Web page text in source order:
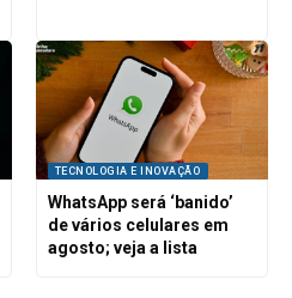
TECNOLOGIA E INOVAÇÃO
WhatsApp será ‘banido’
de vários celulares em
agosto; veja a lista